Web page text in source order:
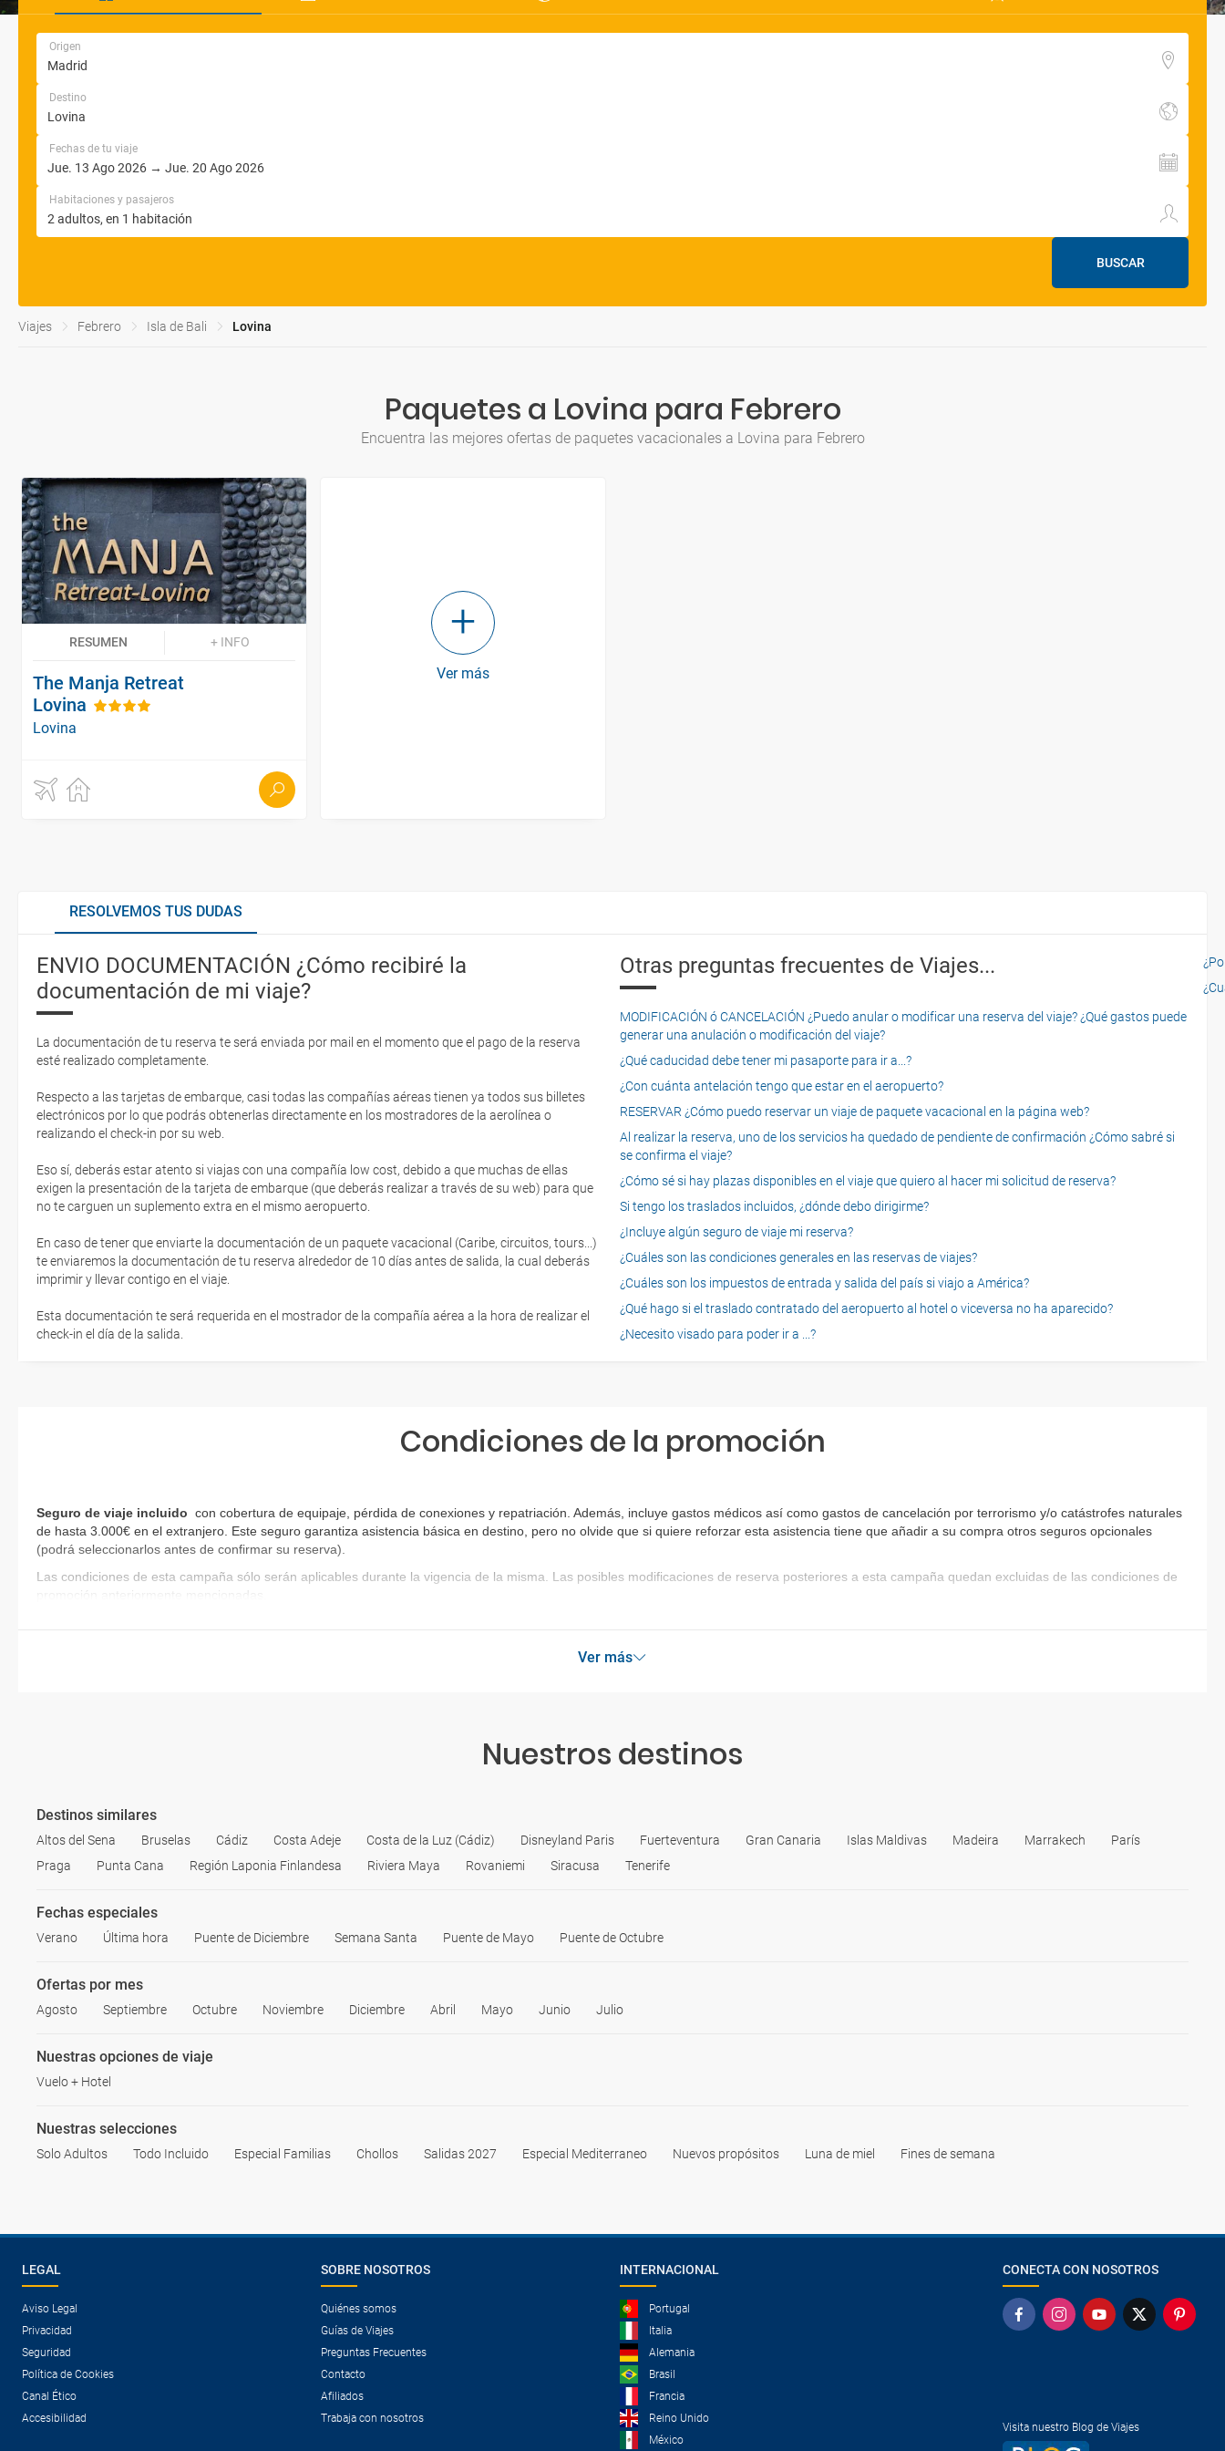
Origen
Destino
Fechas de tu viaje
Habitaciones y pasajeros
BUSCAR
Viajes Febrero Isla de Bali Lovina
Paquetes a Lovina para Febrero
Encuentra las mejores ofertas de paquetes vacacionales a Lovina para Febrero
RESUMEN + INFO
The Manja Retreat
Lovina
Lovina
Ver más
RESOLVEMOS TUS DUDAS
ENVIO DOCUMENTACIÓN ¿Cómo recibiré la
documentación de mi viaje?
La documentación de tu reserva te será enviada por mail en el momento que el pago de la reserva
esté realizado completamente.
Respecto a las tarjetas de embarque, casi todas las compañías aéreas tienen ya todos sus billetes
electrónicos por lo que podrás obtenerlas directamente en los mostradores de la aerolínea o
realizando el check-in por su web.
Eso sí, deberás estar atento si viajas con una compañía low cost, debido a que muchas de ellas
exigen la presentación de la tarjeta de embarque (que deberás realizar a través de su web) para que
no te carguen un suplemento extra en el mismo aeropuerto.
En caso de tener que enviarte la documentación de un paquete vacacional (Caribe, circuitos, tours...)
te enviaremos la documentación de tu reserva alrededor de 10 días antes de salida, la cual deberás
imprimir y llevar contigo en el viaje.
Esta documentación te será requerida en el mostrador de la compañía aérea a la hora de realizar el
check-in el día de la salida.
Otras preguntas frecuentes de Viajes...
MODIFICACIÓN ó CANCELACIÓN ¿Puedo anular o modificar una reserva del viaje? ¿Qué gastos puede
generar una anulación o modificación del viaje?
¿Qué caducidad debe tener mi pasaporte para ir a...?
¿Con cuánta antelación tengo que estar en el aeropuerto?
RESERVAR ¿Cómo puedo reservar un viaje de paquete vacacional en la página web?
Al realizar la reserva, uno de los servicios ha quedado de pendiente de confirmación ¿Cómo sabré si
se confirma el viaje?
¿Cómo sé si hay plazas disponibles en el viaje que quiero al hacer mi solicitud de reserva?
Si tengo los traslados incluidos, ¿dónde debo dirigirme?
¿Incluye algún seguro de viaje mi reserva?
¿Cuáles son las condiciones generales en las reservas de viajes?
¿Cuáles son los impuestos de entrada y salida del país si viajo a América?
¿Qué hago si el traslado contratado del aeropuerto al hotel o viceversa no ha aparecido?
¿Necesito visado para poder ir a ...?
Condiciones de la promoción
Seguro de viaje incluido con cobertura de equipaje, pérdida de conexiones y repatriación. Además, incluye gastos médicos así como gastos de cancelación por terrorismo y/o catástrofes naturales
de hasta 3.000€ en el extranjero. Este seguro garantiza asistencia básica en destino, pero no olvide que si quiere reforzar esta asistencia tiene que añadir a su compra otros seguros opcionales
(podrá seleccionarlos antes de confirmar su reserva)
Las condiciones de esta campaña sólo serán aplicables durante la vigencia de la misma. Las posibles modificaciones de reserva posteriores a esta campaña quedan excluidas de las condiciones de
promoción anteriormente mencionadas.
Ver más
Nuestros destinos
Destinos similares
Altos del Sena Bruselas Cádiz Costa Adeje Costa de la Luz (Cádiz) Disneyland Paris Fuerteventura Gran Canaria Islas Maldivas Madeira Marrakech
París
Praga
Punta Cana Región Laponia Finlandesa Riviera Maya Rovaniemi Siracusa Tenerife
Fechas especiales
Verano Última hora Puente de Diciembre Semana Santa Puente de Mayo Puente de Octubre
Ofertas por mes
Agosto Septiembre Octubre Noviembre Diciembre Abril Mayo Junio Julio
Nuestras opciones de viaje
Vuelo + Hotel
Nuestras selecciones
Solo Adultos Todo Incluido Especial Familias Chollos Salidas 2027 Especial Mediterraneo Nuevos propósitos Luna de miel Fines de semana
LEGAL
Aviso Legal
Privacidad
Seguridad
Política de Cookies
Canal Ético
Accesibilidad
SOBRE NOSOTROS
Quiénes somos
Guías de Viajes
Preguntas Frecuentes
Contacto
Afiliados
Trabaja con nosotros
INTERNACIONAL
Portugal
Italia
Alemania
Brasil
Francia
Reino Unido
México
CONECTA CON NOSOTROS
Visita nuestro Blog de Viajes